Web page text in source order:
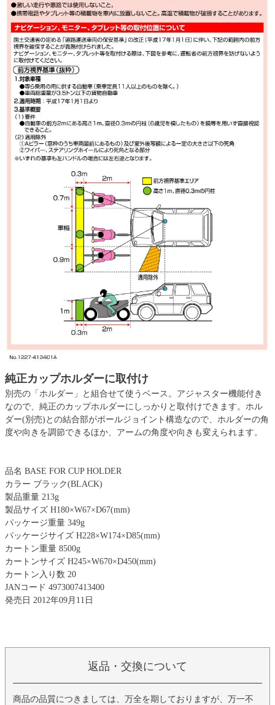
純正カップホルダーに取付け
別売の「ホルダー」と組合せて使うベース。アジャスター機能付き
なので、純正のカップホルダーにしっかりと取付けできます。ホル
ダー(別売)との結合部がボールジョイント構造なので、ホルダーの角
度や向きを調節できるほか、アームの角度や向きも変えられます。
品名 BASE FOR CUP HOLDER
カラー ブラック(BLACK)
製品重量 213g
製品サイズ H180×W67×D67(mm)
パッケージ重量 349g
パッケージサイズ H228×W174×D85(mm)
カートン重量 8500g
カートンサイズ H245×W670×D450(mm)
カートン入り数 20
JANコード 4973007413400
発売日 2012年09月11日
返品・交換について
商品の品質につきましては、万全を期しておりますが、万一不